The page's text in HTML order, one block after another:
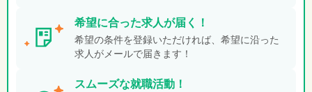
希望に合った求人が届く！
希望の条件を登録いただければ、希望に沿った
求人がメールで届きます！
スムーズな就職活動！